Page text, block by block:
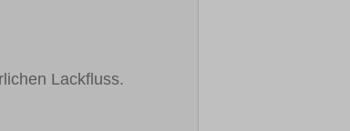
Lackfluss.